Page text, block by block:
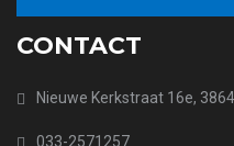
CONTACT
Nieuwe Kerkstraat 16e,
033-2571257